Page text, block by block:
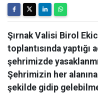
Şırnak Valisi Birol
toplantısında yaptığı
şehrimizde
Şehrimizin her
şekilde gidip